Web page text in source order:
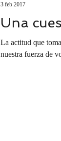
Una
La actitud que
nuestra fuerza de
3 feb 2017